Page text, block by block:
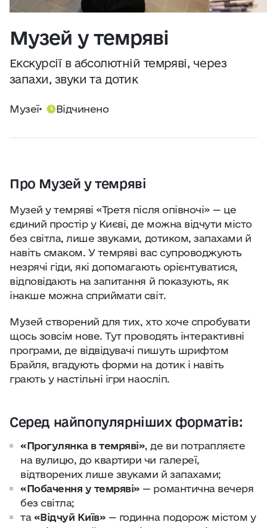
Про нас
Співпраця
Київ сьогодні
Найкращі готелі, ресторани та визначні
Практичні поради
Джерело:openweathermap.org
Музей у темряві
Екскурсії в абсолютній темряві, через
запахи, звуки та дотик
Музеї Відчинено
Про Музей у темряві
Музей у темряві «Третя після опівночі» — це
єдиний простір у Києві, де можна відчути місто
без світла, лише звуками, дотиком, запахами й
навіть смаком. У темряві вас супроводжують
незрячі гіди, які допомагають орієнтуватися,
відповідають на запитання й показують, як
інакше можна сприймати світ.
Музей створений для тих, хто хоче спробувати
щось зовсім нове. Тут проводять інтерактивні
програми, де відвідувачі пишуть шрифтом
Брайля, вгадують форми на дотик і навіть
грають у настільні ігри наосліп.
Серед найпопулярніших форматів:
«Прогулянка в темряві», де ви потрапляєте
на вулицю, до квартири чи галереї,
відтворених лише звуками й запахами;
«Побачення у темряві» — романтична вечеря
без світла;
та «Відчуй Київ» — годинна подорож містом у